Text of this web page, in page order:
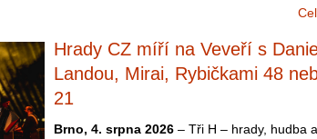
Hrady CZ míří na Veveří s
Landou, Mirai, Rybičkami 48
21
Brno, 4. srpna 2026 – Tři H – hrady, hudba